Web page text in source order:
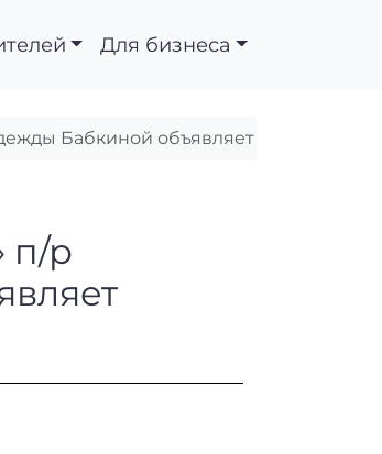
Для бизнеса
Бабкиной объявляет набор!
п/р
п/р